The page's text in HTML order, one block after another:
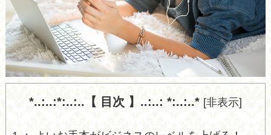
*..:..:*:..:..【 目次 】..:..: *:..:..* [非表示]